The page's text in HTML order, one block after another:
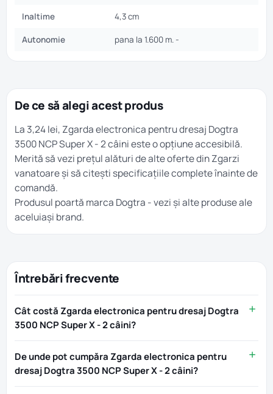
Inaltime 4,3 cm
Autonomie pana la 1.600 m. -
De ce să alegi acest produs
La 3,24 lei, Zgarda electronica pentru dresaj Dogtra
3500 NCP Super X - 2 câini este o opțiune accesibilă.
Merită să vezi prețul alături de alte oferte dinZgarzi
vanatoareși să citești specificațiile complete înainte de
comandă.
Produsul poartă marca Dogtra - vezi și alte produse ale
aceluiași brand.
Întrebări frecvente
Cât costă Zgarda electronica pentru dresaj Dogtra
3500 NCP Super X - 2 câini?
De unde pot cumpăra Zgarda electronica pentru
dresaj Dogtra 3500 NCP Super X - 2 câini?